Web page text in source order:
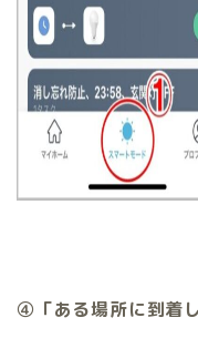
④「ある場所に到着